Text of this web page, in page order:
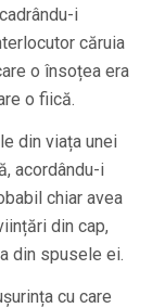
i
căruia
o însoțea era
o fiică.
din viața unei
acordându-i
chiar avea
din cap,
din spusele ei.
cu care